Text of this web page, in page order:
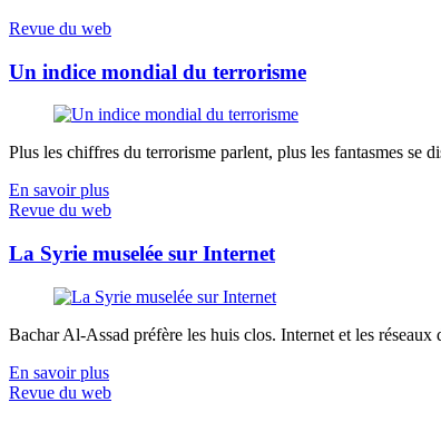
Revue du web
Un indice mondial du terrorisme
Plus les chiffres du terrorisme parlent, plus les fantasmes se
En savoir plus
Revue du web
La Syrie muselée sur Internet
Bachar Al-Assad préfère les huis clos. Internet et les
En savoir plus
Revue du web